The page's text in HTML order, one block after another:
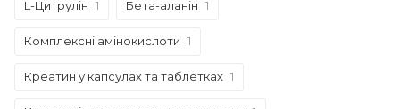
L-Цитрулін 1 Бета-аланін 1
Комплексні амінокислоти 1
Креатин у капсулах та таблетках 1